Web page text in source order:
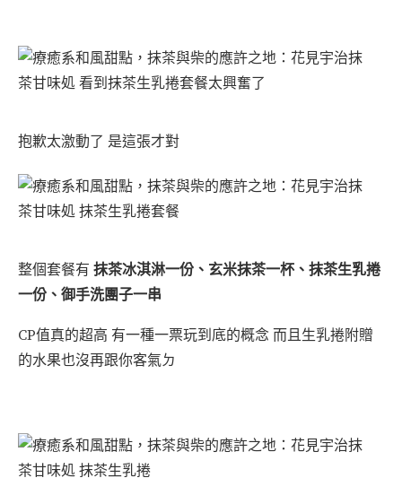
抱歉太激動了 是這張才對
整個套餐有 抹茶冰淇淋一份、玄米抹茶一杯、抹茶生乳捲
一份、御手洗團子一串
CP值真的超高 有一種一票玩到底的概念 而且生乳捲附贈
的水果也沒再跟你客氣ㄉ